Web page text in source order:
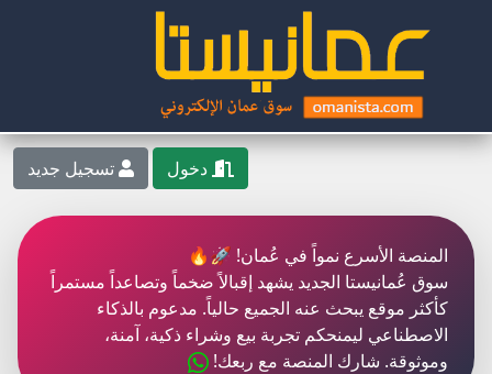
دخول تسجيل جديد
المنصة الأسرع نمواً في عُمان! 🚀🔥
سوق عُمانيستا الجديد يشهد إقبالاً ضخماً وتصاعداً مستمراً
كأكثر موقع يبحث عنه الجميع حالياً. مدعوم بالذكاء
الاصطناعي ليمنحكم تجربة بيع وشراء ذكية، آمنة،
وموثوقة. شارك المنصة مع ربعك!